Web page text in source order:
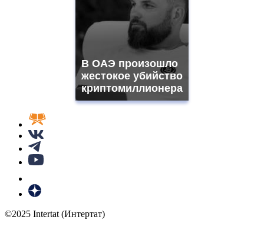
В ОАЭ произошло
жестокое убийство
криптомиллионера
©2025 Intertat (Интертат)